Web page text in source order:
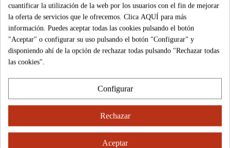
PREPARADO COCIDO
1,69 €
PATATA CEPILLADA S/L
3,00 €
¿Cómo comprar?
Calidad
Formas de pago
Contáctenos
cuantificar la utilización de la web por los usuarios con el fin de mejorar
la oferta de servicios que le ofrecemos. Clica AQUÍ para más
información. Puedes aceptar todas las cookies pulsando el botón
"Aceptar" o configurar su uso pulsando el botón "Configurar" y
disponiendo ahí de la opción de rechazar todas pulsando "Rechazar todas
las cookies".
Configurar
Rechazar
Aceptar